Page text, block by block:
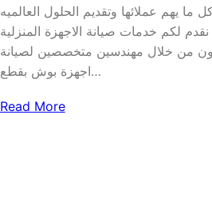
يهم عملائها وتقديم الحلول العالميه
لكم خدمات صيانة الاجهزة المنزلية
من خلال مهندسين متخصصين لصيانة
اجهزة بوش بقطع…
Read More